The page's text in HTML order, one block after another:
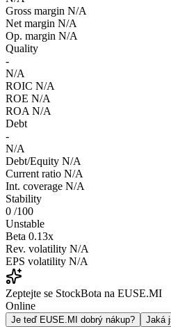
Gross margin N/A
Net margin N/A
Op. margin N/A
Quality
-
N/A
ROIC N/A
ROE N/A
ROA N/A
Debt
-
N/A
Debt/Equity N/A
Current ratio N/A
Int. coverage N/A
Stability
0 /100
Unstable
Beta 0.13x
Rev. volatility N/A
EPS volatility N/A
Zeptejte se StockBota na EUSE.MI
Online
Je teď EUSE.MI dobrý nákup?
Jaká